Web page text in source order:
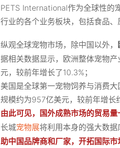
PETS International作为全球性的
行业的各个业务板块，包括食品
纵观全球宠物市场，除中国以外，
据相关数据显示，欧洲整体宠物
元，较前年增长了10.3%；
美国是全球第一宠物饲养与消费
规模约为957亿美元，较前年增长
由此可见，国外成熟市场的贸易
长城宠物展将利用本身的强大数
助中国品牌商和厂家，开拓国际